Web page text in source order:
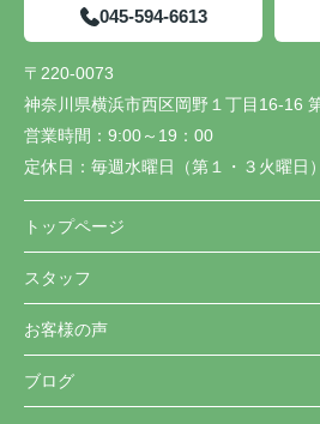
045-594-6613
〒220-0073
神奈川県横浜市西区岡野１丁目16-16
営業時間： 9:00～19：00
定休日： 毎週水曜日（第１・３火曜日）
トップページ
スタッフ
お客様の声
ブログ